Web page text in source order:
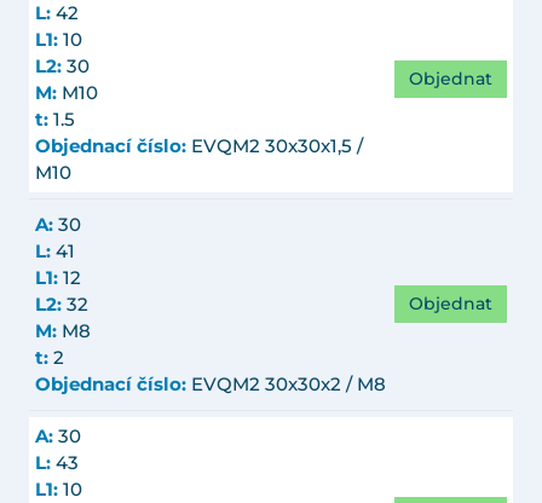
L: 42
L1: 10
L2: 30
M: M10
t: 1.5
Objednací číslo: EVQM2 30x30x1,5 /
M10
Objednat
A: 30
L: 41
L1: 12
L2: 32
M: M8
t: 2
Objednací číslo: EVQM2 30x30x2 / M8
Objednat
A: 30
L: 43
L1: 10